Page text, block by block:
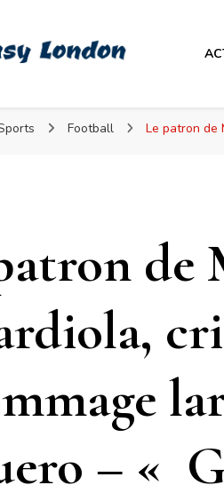
Football Le patron de
de
– «